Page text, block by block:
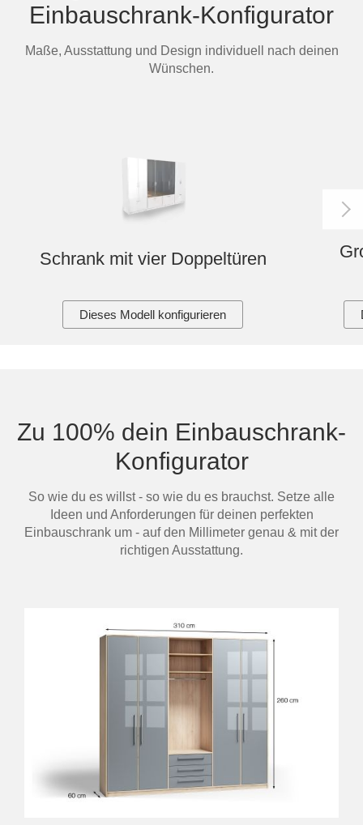
Einbauschrank-Konfigurator
Maße, Ausstattung und Design individuell nach deinen
Wünschen.
Schrank mit vier Doppeltüren
Dieses Modell konfigurieren
Zu 100% dein Einbauschrank-
Konfigurator
So wie du es willst - so wie du es brauchst. Setze alle
Ideen und Anforderungen für deinen perfekten
Einbauschrank um - auf den Millimeter genau & mit der
richtigen Ausstattung.